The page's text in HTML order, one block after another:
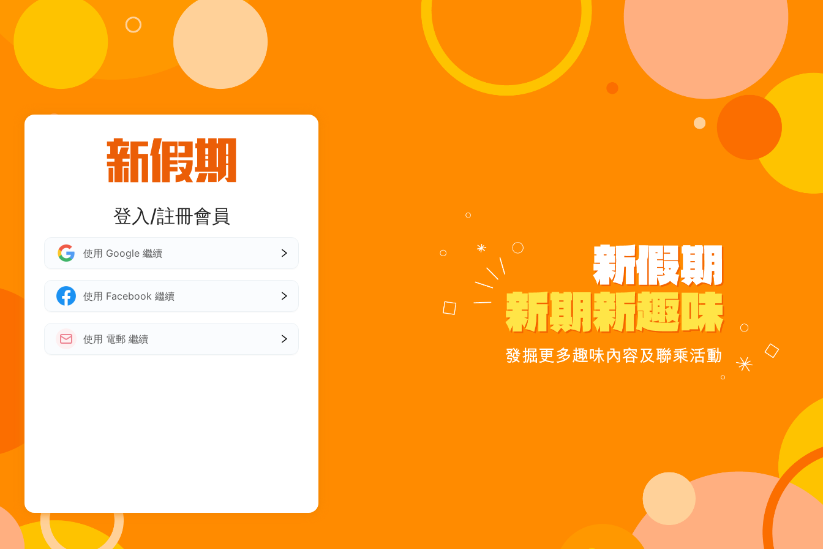
登入/註冊會員
使用 Google 繼續
使用 Facebook 繼續
使用 電郵 繼續